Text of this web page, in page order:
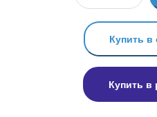
Купить в